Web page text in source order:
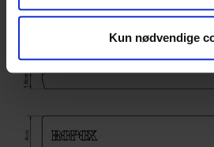
for sociale medier,
data med andre oplysninger, du
de har indsamlet fra din brug af
Kun nødvendige